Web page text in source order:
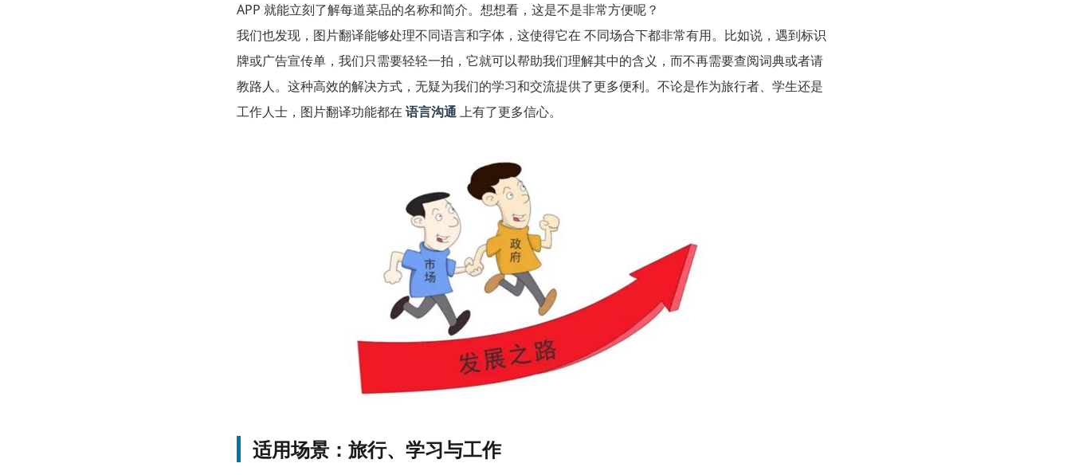
APP 就能立刻了解每道菜品的名称和简介。想想看，这是不是非常方便呢？
我们也发现，图片翻译能够处理不同语言和字体，这使得它在 不同场合下都非常有用。比如说，遇到标识
牌或广告宣传单，我们只需要轻轻一拍，它就可以帮助我们理解其中的含义，而不再需要查阅词典或者请
教路人。这种高效的解决方式，无疑为我们的学习和交流提供了更多便利。不论是作为旅行者、学生还是
工作人士，图片翻译功能都在 语言沟通上有了更多信心。
适用场景：旅行、学习与工作